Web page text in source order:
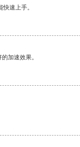
速上手。
加速效果。